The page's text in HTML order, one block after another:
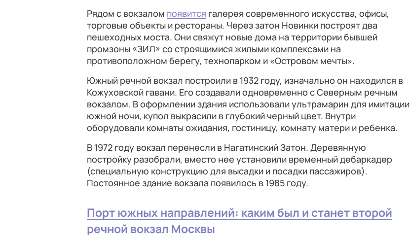
Рядом с вокзалом появится галерея современного искусства, офисы,
торговые объекты и рестораны. Через затон Новинки построят два
пешеходных моста. Они свяжут новые дома на территории бывшей
промзоны «ЗИЛ» со строящимися жилыми комплексами на
противоположном берегу, технопарком и «Островом мечты».
Южный речной вокзал построили в 1932 году, изначально он находился в
Кожуховской гавани. Его создавали одновременно с Северным речным
вокзалом. В оформлении здания использовали ультрамарин для имитации
южной ночи, купол выкрасили в глубокий черный цвет. Внутри
оборудовали комнаты ожидания, гостиницу, комнату матери и ребенка.
В 1972 году вокзал перенесли в Нагатинский Затон. Деревянную
постройку разобрали, вместо нее установили временный дебаркадер
(специальную конструкцию для высадки и посадки пассажиров).
Постоянное здание вокзала появилось в 1985 году.
Порт южных направлений: каким был и станет второй
речной вокзал Москвы